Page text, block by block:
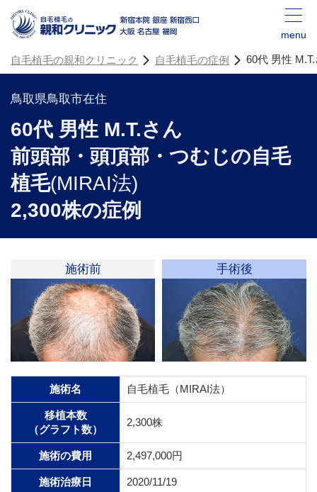
menu
自毛植毛の親和クリニック 自毛植毛の症例 60代 男性
鳥取県鳥取市在住
60代 男性 M.T.さん
前頭部・頭頂部・つむじの自毛
植毛(MIRAI法)
2,300株の症例
施術前 手術後
施術名 自毛植毛（MIRAI法）
移植本数
（グラフト数）
2,300株
施術の費用 2,497,000円
施術治療日 2020/11/19